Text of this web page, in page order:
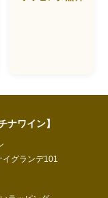
ナワイン】
グランデ101